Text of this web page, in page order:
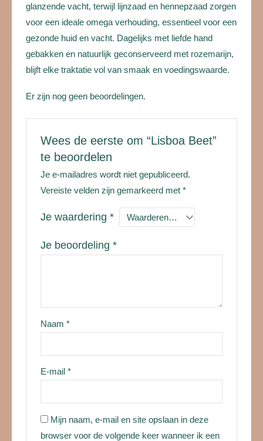
glanzende vacht, terwijl lijnzaad en hennepzaad zorgen
voor een ideale omega verhouding, essentieel voor een
gezonde huid en vacht. Dagelijks met liefde hand
gebakken en natuurlijk geconserveerd met rozemarijn,
blijft elke traktatie vol van smaak en voedingswaarde.
Er zijn nog geen beoordelingen.
Wees de eerste om “Lisboa Beet”
te beoordelen
Je e-mailadres wordt niet gepubliceerd.
Vereiste velden zijn gemarkeerd met*
Je waardering*
Je beoordeling*
Naam*
E-mail*
Mijn naam, e-mail en site opslaan in deze
browser voor de volgende keer wanneer ik een